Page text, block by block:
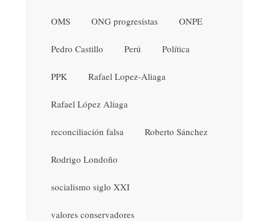
OMS ONG progresistas ONPE
Pedro Castillo Perú Política
PPK Rafael Lopez-Aliaga
Rafael López Aliaga
reconciliación falsa Roberto Sánchez
Rodrigo Londoño
socialismo siglo XXI
valores conservadores